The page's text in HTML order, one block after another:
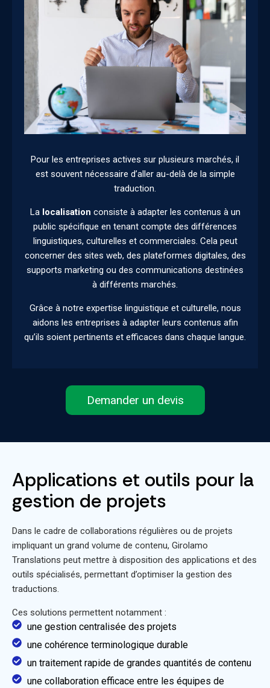
Pour les entreprises actives sur plusieurs marchés, il
est souvent nécessaire d’aller au-delà de la simple
traduction.
La localisation consiste à adapter les contenus à un
public spécifique en tenant compte des différences
linguistiques, culturelles et commerciales. Cela peut
concerner des sites web, des plateformes digitales, des
supports marketing ou des communications destinées
à différents marchés.
Grâce à notre expertise linguistique et culturelle, nous
aidons les entreprises à adapter leurs contenus afin
qu’ils soient pertinents et efficaces dans chaque langue.
Demander un devis
Applications et outils pour la
gestion de projets
Dans le cadre de collaborations régulières ou de projets
impliquant un grand volume de contenu, Girolamo
Translations peut mettre à disposition des applications et des
outils spécialisés, permettant d’optimiser la gestion des
traductions.
Ces solutions permettent notamment :
une gestion centralisée des projets
une cohérence terminologique durable
un traitement rapide de grandes quantités de contenu
une collaboration efficace entre les équipes de